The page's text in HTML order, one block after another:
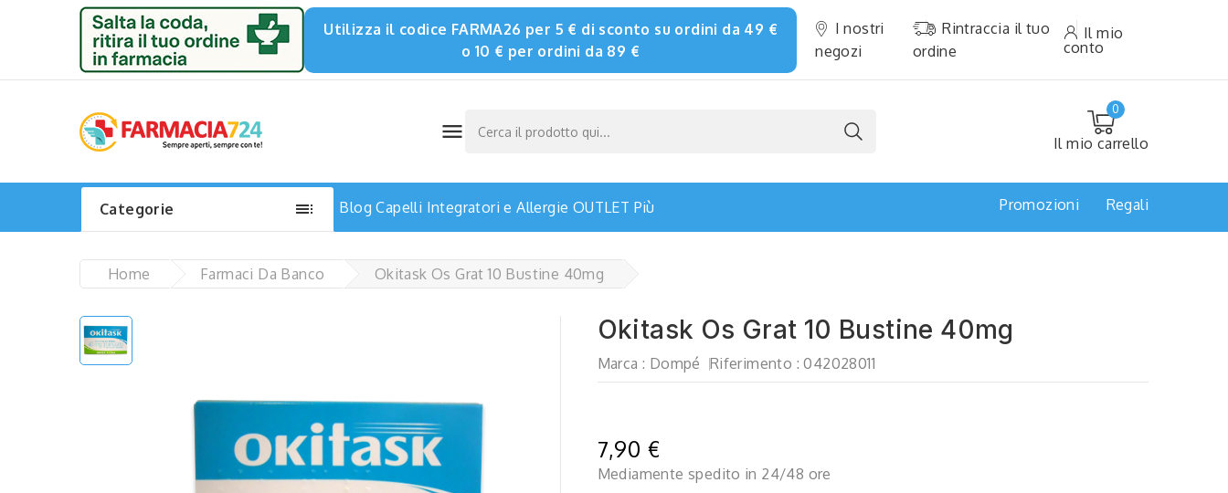
Utilizza il codice FARMA26 per 5 € di sconto su ordini da 49 €
o 10 € per ordini da 89 €
I nostri
negozi
Rintraccia il tuo
ordine
Il mio
conto

0
Il mio carrello

Categorie Blog Capelli Integratori e Allergie OUTLET Più Promozioni Regali
Home Farmaci Da Banco Okitask Os Grat 10 Bustine 40mg
Okitask Os Grat 10 Bustine 40mg
Marca : Dompé Riferimento : 042028011
7,90 €
Mediamente spedito in 24/48 ore